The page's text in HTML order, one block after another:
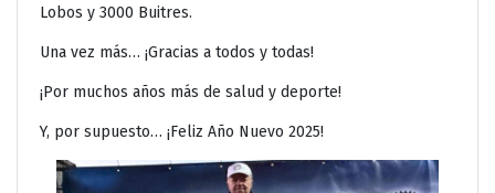
Lobos y 3000 Buitres.
Una vez más… ¡Gracias a todos y todas!
¡Por muchos años más de salud y deporte!
Y, por supuesto… ¡Feliz Año Nuevo 2025!